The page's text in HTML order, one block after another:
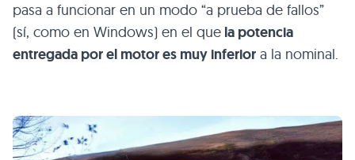
pasa a funcionar en un modo “a prueba de fallos”
(sí, como en Windows) en el que la potencia
entregada por el motor es muy inferior a la nominal.